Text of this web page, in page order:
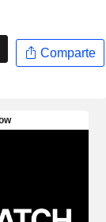
Comparte